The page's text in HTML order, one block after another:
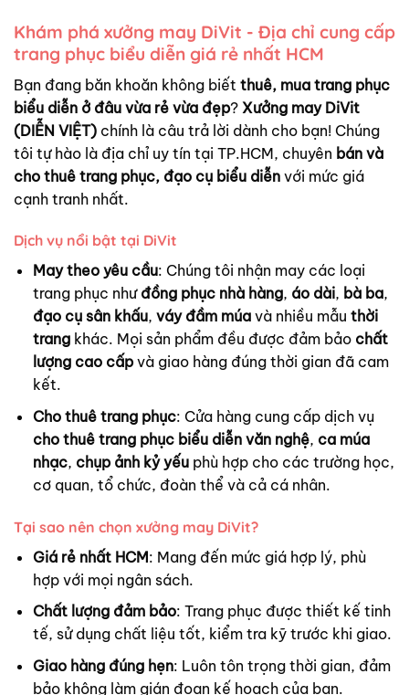
Khám phá xưởng may DiVit - Địa chỉ cung cấp
trang phục biểu diễn giá rẻ nhất HCM
Bạn đang băn khoăn không biết thuê, mua trang phục
biểu diễn ở đâu vừa rẻ vừa đẹp? Xưởng may DiVit
(DIỄN VIỆT) chính là câu trả lời dành cho bạn! Chúng
tôi tự hào là địa chỉ uy tín tại TP.HCM, chuyên bán và
cho thuê trang phục, đạo cụ biểu diễn với mức giá
cạnh tranh nhất.
Dịch vụ nổi bật tại DiVit
May theo yêu cầu: Chúng tôi nhận may các loại
trang phục như đồng phục nhà hàng, áo dài, bà ba,
đạo cụ sân khấu, váy đầm múavà nhiều mẫu thời
trangkhác. Mọi sản phẩm đều được đảm bảo chất
lượng cao cấpvà giao hàng đúng thời gian đã cam
kết.
Cho thuê trang phục: Cửa hàng cung cấp dịch vụ
cho thuê trang phục biểu diễn văn nghệ, ca múa
nhạc, chụp ảnh kỷ yếuphù hợp cho các trường học,
cơ quan, tổ chức, đoàn thể và cả cá nhân.
Tại sao nên chọn xưởng may DiVit?
Giá rẻ nhất HCM: Mang đến mức giá hợp lý, phù
hợp với mọi ngân sách.
Chất lượng đảm bảo: Trang phục được thiết kế tinh
tế, sử dụng chất liệu tốt, kiểm tra kỹ trước khi giao.
Giao hàng đúng hẹn: Luôn tôn trọng thời gian, đảm
bảo không làm gián đoạn kế hoạch của bạn.